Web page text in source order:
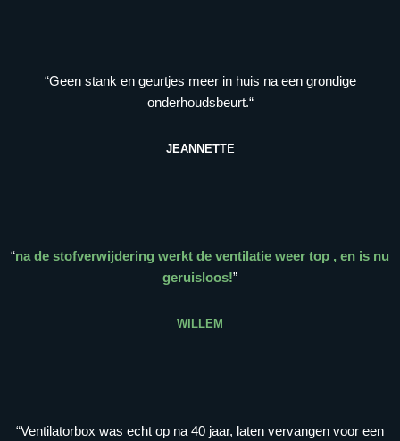
“Geen stank en geurtjes meer in huis na een grondige
onderhoudsbeurt.“
JEANNETTE
“na de stofverwijdering werkt de ventilatie weer top , en is nu
geruisloos!”
WILLEM
“Ventilatorbox was echt op na 40 jaar, laten vervangen voor een